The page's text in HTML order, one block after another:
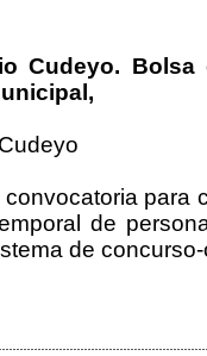
Cudeyo.
para
de
de